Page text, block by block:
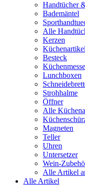
Handtücher
Bademäntel
Alle
Kerzen
Küchenartikel
Besteck
Lunchboxen
Strohhalme
Öffner
Alle
Magneten
Teller
Uhren
Untersetzer
Wein-
Alle Artikel
Alle Artikel